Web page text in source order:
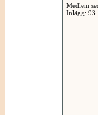
Medlem
Inlägg: 93